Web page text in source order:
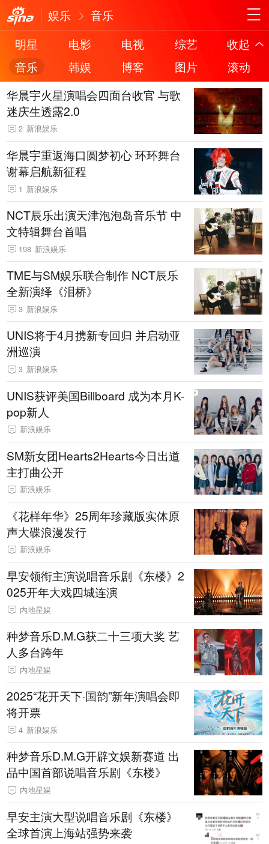
娱乐
音乐
明星
电影 电视 综艺
收起
音乐
韩娱 博客 图片
滚动
华晨宇火星演唱会四面台收官 与歌
迷庆生透露2.0
2 新浪娱乐
华晨宇重返海口圆梦初心 环环舞台
谢幕启航新征程
1 新浪娱乐
NCT辰乐出演天津泡泡岛音乐节 中
文特辑舞台首唱
198 新浪娱乐
TME与SM娱乐联合制作 NCT辰乐
全新演绎《泪桥》
3 新浪娱乐
UNIS将于4月携新专回归 并启动亚
洲巡演
3 新浪娱乐
UNIS获评美国Billboard 成为本月K-
pop新人
新浪娱乐
SM新女团Hearts2Hearts今日出道
主打曲公开
新浪娱乐
《花样年华》25周年珍藏版实体原
声大碟浪漫发行
新浪娱乐
早安领衔主演说唱音乐剧《东楼》2
025开年大戏四城连演
内地星娱
种梦音乐D.M.G获二十三项大奖 艺
人多台跨年
内地星娱
2025“花开天下·国韵”新年演唱会即
将开票
4 新浪娱乐
种梦音乐D.M.G开辟文娱新赛道 出
品中国首部说唱音乐剧《东楼》
内地星娱
早安主演大型说唱音乐剧《东楼》
全球首演上海站强势来袭